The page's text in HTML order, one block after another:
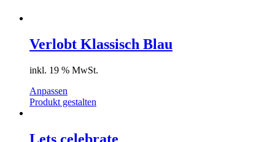
Verlobt Klassisch Blau
inkl. 19 % MwSt.
Anpassen
Produkt gestalten